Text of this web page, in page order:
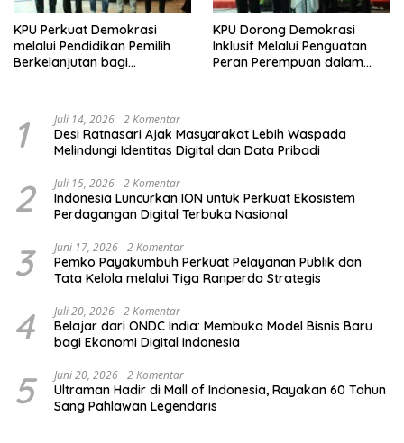
KPU Perkuat Demokrasi
melalui Pendidikan Pemilih
Berkelanjutan bagi
KPU Dorong Demokrasi
Inklusif Melalui Penguatan
Peran Perempuan dalam
1 Juli 14, 2026 2 Komentar
Desi Ratnasari Ajak Masyarakat Lebih Waspada
Melindungi Identitas Digital dan Data Pribadi
2 Juli 15, 2026 2 Komentar
Indonesia Luncurkan ION untuk Perkuat Ekosistem
Perdagangan Digital Terbuka Nasional
3 Juni 17, 2026 2 Komentar
Pemko Payakumbuh Perkuat Pelayanan Publik dan
Tata Kelola melalui Tiga Ranperda Strategis
4 Juli 20, 2026 2 Komentar
Belajar dari ONDC India: Membuka Model Bisnis Baru
bagi Ekonomi Digital Indonesia
5 Juni 20, 2026 2 Komentar
Ultraman Hadir di Mall of Indonesia, Rayakan 60 Tahun
Sang Pahlawan Legendaris